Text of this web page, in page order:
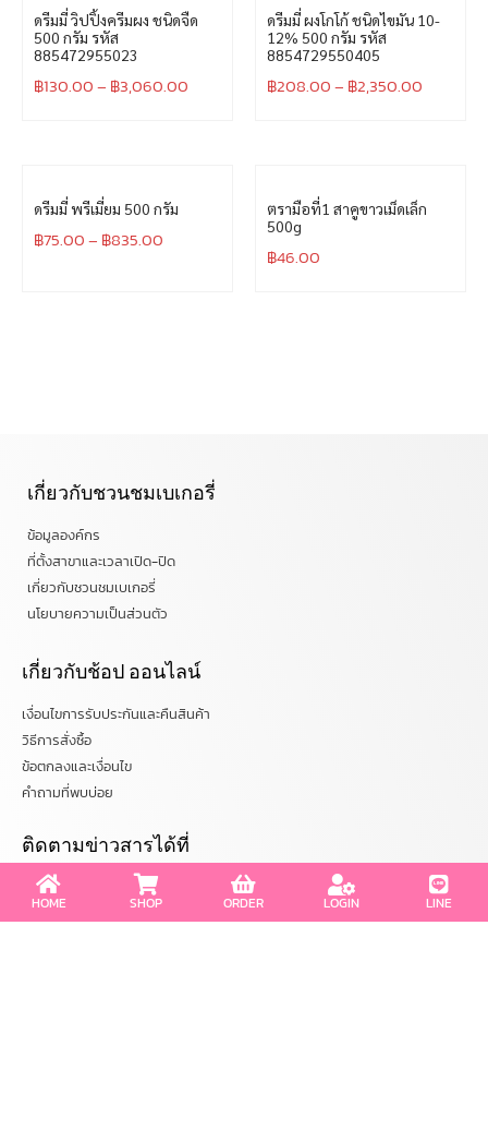
ดรีมมี่ วิปปิ้งครีมผง ชนิดจืด
500 กรัม รหัส
885472955023
฿130.00– ฿3,060.00
ดรีมมี่ ผงโกโก้ ชนิดไขมัน 10-
12% 500 กรัม รหัส
8854729550405
฿208.00– ฿2,350.00
ดรีมมี่ พรีเมี่ยม 500 กรัม
฿75.00– ฿835.00
ตรามือที่1 สาคูขาวเม็ดเล็ก
500g
฿46.00
เกี่ยวกับชวนชมเบเกอรี่
ข้อมูลองค์กร
ที่ตั้งสาขาและเวลาเปิด-ปิด
เกี่ยวกับชวนชมเบเกอรี่
นโยบายความเป็นส่วนตัว
เกี่ยวกับช้อป ออนไลน์
เงื่อนไขการรับประกันและคืนสินค้า
วิธีการสั่งซื้อ
ข้อตกลงและเงื่อนไข
คำถามที่พบบ่อย
ติดตามข่าวสารได้ที่
chuanchombakery
chuanchombakery
HOME SHOP ORDER LOGIN LINE